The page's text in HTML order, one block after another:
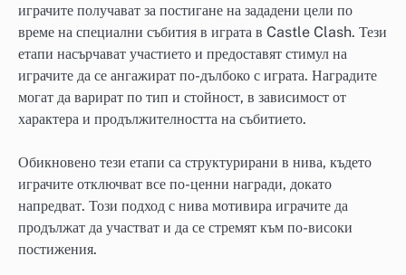
играчите получават за постигане на зададени цели по
време на специални събития в играта в Castle Clash. Тези
етапи насърчават участието и предоставят стимул на
играчите да се ангажират по-дълбоко с играта. Наградите
могат да варират по тип и стойност, в зависимост от
характера и продължителността на събитието.
Обикновено тези етапи са структурирани в нива, където
играчите отключват все по-ценни награди, докато
напредват. Този подход с нива мотивира играчите да
продължат да участват и да се стремят към по-високи
постижения.